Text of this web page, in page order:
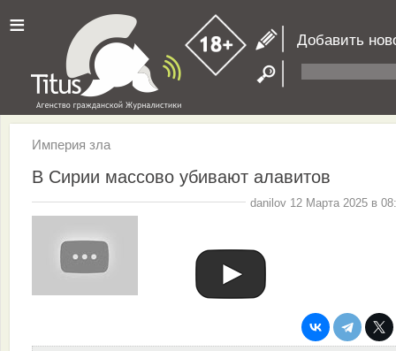
≡ Добавить
Империя зла
В Сирии массово убивают алавитов
danilov 12 Марта 2025 в